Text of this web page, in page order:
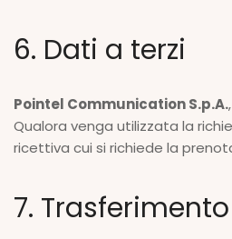
6. Dati a terzi
Pointel Communication S.p.A.
Qualora venga utilizzata la
ricettiva cui si richiede la
7.